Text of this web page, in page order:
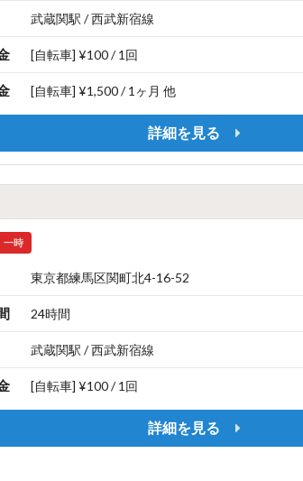
武蔵関駅 / 西武新宿線
[自転車] ¥100 / 1回
[自転車] ¥1,500 / 1ヶ月 他
詳細を見る
一時
東京都練馬区関町北4-16-52
24時間
武蔵関駅 / 西武新宿線
[自転車] ¥100 / 1回
詳細を見る